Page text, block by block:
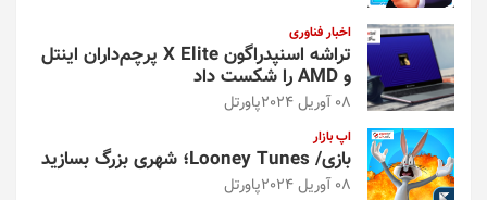
اخبار فناوری
تراشه اسنپدراگون X Elite پرچم‌داران اینتل
و AMD را شکست داد
08 آوریل 2024 پاورتل
اپ بازار
بازی/ Looney Tunes؛ شهری بزرگ بسازید
08 آوریل 2024 پاورتل